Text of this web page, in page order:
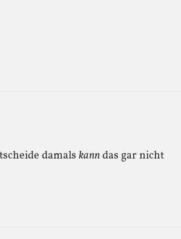
damals kanndas gar nicht